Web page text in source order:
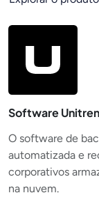
Software
O software de
automatizada e
corporativos
na nuvem.